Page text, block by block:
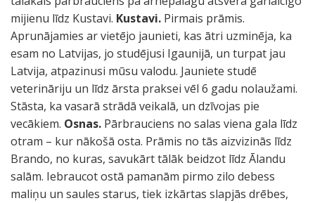
mijienu līdz Kustavi. Kustavi. Pirmais prāmis.
Aprunājamies ar vietējo jaunieti, kas ātri uzminēja, ka
esam no Latvijas, jo studējusi Igaunijā, un turpat jau
Latvija, atpazinusi mūsu valodu. Jauniete studē
veterināriju un līdz ārsta praksei vēl 6 gadu nolaužami.
Stāsta, ka vasarā strādā veikalā, un dzīvojas pie
vecākiem. Osnas. Pārbrauciens no salas viena gala līdz
otram – kur nākošā osta. Prāmis no tās aizvizinās līdz
Brando, no kuras, savukārt tālāk beidzot līdz Ālandu
salām. Iebraucot ostā pamanām pirmo zilo debess
maliņu un saules starus, tiek izkārtas slapjās drēbes,